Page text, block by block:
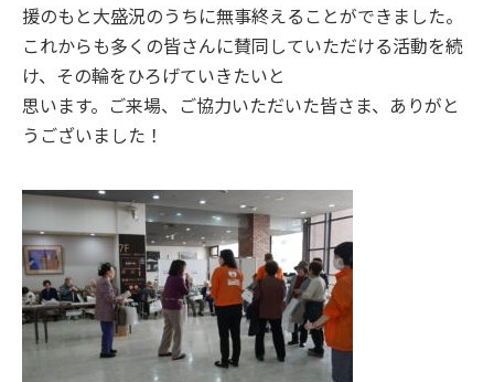
援のもと大盛況のうちに無事終えることができました。
これからも多くの皆さんに賛同していただける活動を続
け、その輪をひろげていきたいと
思います。ご来場、ご協力いただいた皆さま、ありがと
うございました！